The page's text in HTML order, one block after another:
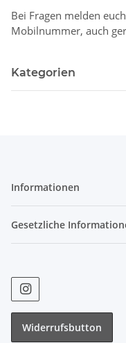
Bei Fragen melden
Mobilnummer, auch
Kategorien
Informationen
Gesetzliche
Widerrufsbutton